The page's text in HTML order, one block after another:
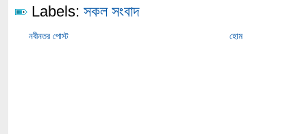
Labels: সকল সংবাদ
নবীনতর পোস্ট হোম